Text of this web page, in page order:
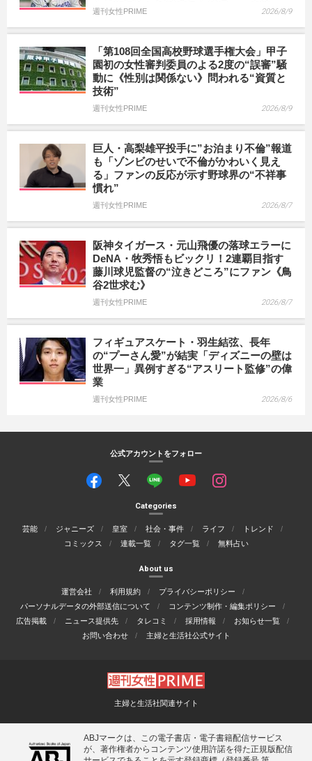
週刊女性PRIME 2026/8/9
「第108回全国高校野球選手権大会」甲子
園初の女性審判委員のよる2度の“誤審”騒
動に《性別は関係ない》問われる“資質と
技術”
週刊女性PRIME 2026/8/9
巨人・高梨雄平投手に”お泊まり不倫”報道
も「ゾンビのせいで不倫がかわいく見え
る」ファンの反応が示す野球界の“不祥事
慣れ”
週刊女性PRIME 2026/8/7
阪神タイガース・元山飛優の落球エラーに
DeNA・牧秀悟もビックリ！2連覇目指す
藤川球児監督の“泣きどころ”にファン《鳥
谷2世求む》
週刊女性PRIME 2026/8/7
フィギュアスケート・羽生結弦、長年
の“プーさん愛”が結実「ディズニーの壁は
世界一」異例すぎる“アスリート監修”の偉
業
週刊女性PRIME 2026/8/6
公式アカウントをフォロー
Categories
芸能 ジャニーズ 皇室 社会・事件 ライフ
トレンド
コミックス
連載一覧 タグ一覧 無料占い
About us
運営会社 利用規約
プライバシーポリシー
パーソナルデータの外部送信について
コンテンツ制作・編集ポリシー
広告掲載
ニュース提供先 タレコミ 採用情報
お知らせ一覧
お問い合わせ
主婦と生活社公式サイト
主婦と生活社関連サイト
ABJマークは、この電子書店・電子書籍配信サービス
が、著作権者からコンテンツ使用許諾を得た正規版配信